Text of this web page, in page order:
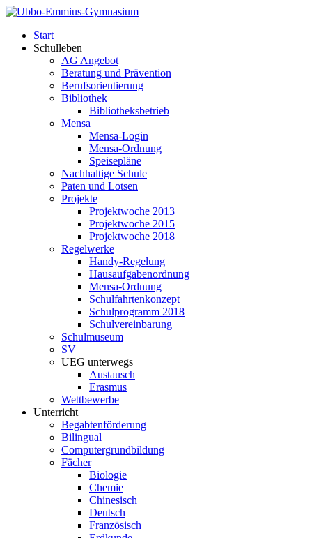
Start
Schulleben
AG Angebot
Beratung und Prävention
Berufsorientierung
Bibliothek
Bibliotheksbetrieb
Mensa
Mensa-Login
Mensa-Ordnung
Speisepläne
Nachhaltige Schule
Paten und Lotsen
Projekte
Projektwoche 2013
Projektwoche 2015
Projektwoche 2018
Regelwerke
Handy-Regelung
Hausaufgabenordnung
Mensa-Ordnung
Schulfahrtenkonzept
Schulprogramm 2018
Schulvereinbarung
Schulmuseum
SV
UEG unterwegs
Austausch
Erasmus
Wettbewerbe
Unterricht
Begabtenförderung
Bilingual
Computergrundbildung
Fächer
Biologie
Chemie
Chinesisch
Deutsch
Französisch